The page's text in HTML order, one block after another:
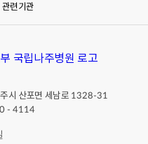
관련기관
시 산포면 세남로 1328-31
- 4114